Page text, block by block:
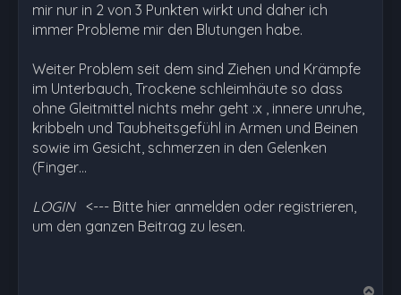
mir nur in 2 von 3 Punkten wirkt und daher ich
immer Probleme mir den Blutungen habe.
Weiter Problem seit dem sind Ziehen und Krämpfe
im Unterbauch, Trockene schleimhäute so dass
ohne Gleitmittel nichts mehr geht :x , innere unruhe,
kribbeln und Taubheitsgefühl in Armen und Beinen
sowie im Gesicht, schmerzen in den Gelenken
(Finger…
LOGIN <--- Bitte hier anmelden oder registrieren,
um den ganzen Beitrag zu lesen.